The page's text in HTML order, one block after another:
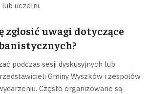
uczelni.
zgłosić uwagi dotyczące
podczas sesji dyskusyjnych lub
Gminy Wyszków i zespołów
Często organizowane są